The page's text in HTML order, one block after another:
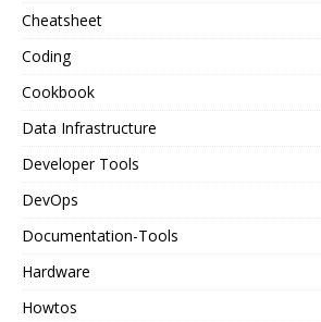
Cheatsheet
Coding
Cookbook
Data Infrastructure
Developer Tools
DevOps
Documentation-Tools
Hardware
Howtos